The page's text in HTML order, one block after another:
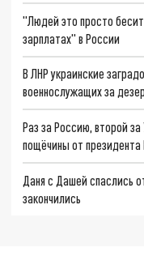
"Людей это просто
зарплатах" в России
В ЛНР украинские
военнослужащих за
Раз за Россию, второй
пощёчины от президента
Даня с Дашей спаслись
закончились